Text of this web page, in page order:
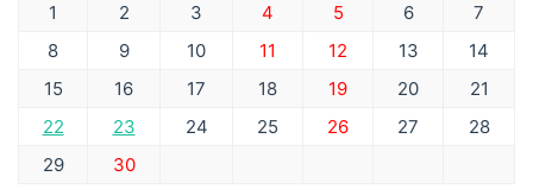
1
2 3 4 5 6
7
8
9 10 11 12 13
14
15
16 17 18 19 20
21
22
23 24 25 26 27
28
29
30